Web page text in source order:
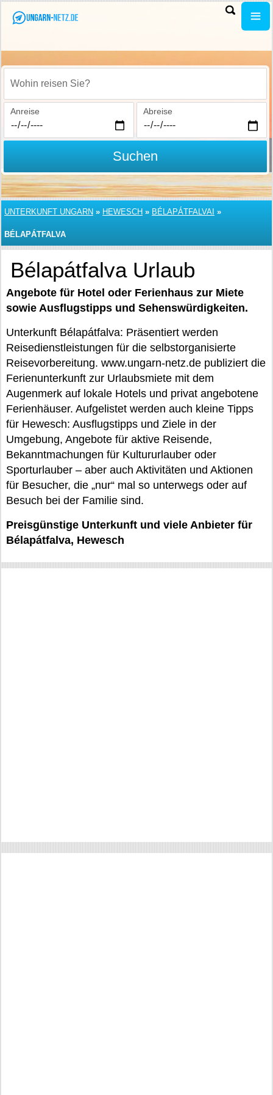
Wohin reisen Sie?
Anreise Abreise
Suchen
UNTERKUNFT UNGARN » HEWESCH » BÉLAPÁTFALVAI »
BÉLAPÁTFALVA
Bélapátfalva Urlaub
Angebote für Hotel oder Ferienhaus zur Miete
sowie Ausflugstipps und Sehenswürdigkeiten.
Unterkunft Bélapátfalva: Präsentiert werden
Reisedienstleistungen für die selbstorganisierte
Reisevorbereitung. www.ungarn-netz.de publiziert die
Ferienunterkunft zur Urlaubsmiete mit dem
Augenmerk auf lokale Hotels und privat angebotene
Ferienhäuser. Aufgelistet werden auch kleine Tipps
für Hewesch: Ausflugstipps und Ziele in der
Umgebung, Angebote für aktive Reisende,
Bekanntmachungen für Kultururlauber oder
Sporturlauber – aber auch Aktivitäten und Aktionen
für Besucher, die „nur“ mal so unterwegs oder auf
Besuch bei der Familie sind.
Preisgünstige Unterkunft und viele Anbieter für
Bélapátfalva, Hewesch